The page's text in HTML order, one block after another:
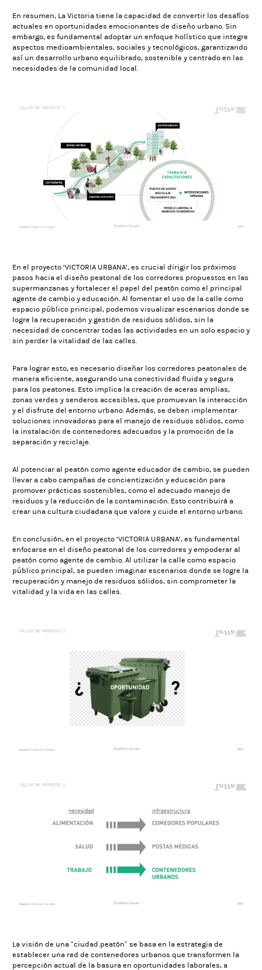
En resumen, La Victoria tiene la capacidad de convertir los desafíos
actuales en oportunidades emocionantes de diseño urbano. Sin
embargo, es fundamental adoptar un enfoque holístico que integre
aspectos medioambientales, sociales y tecnológicos, garantizando
así un desarrollo urbano equilibrado, sostenible y centrado en las
necesidades de la comunidad local.
En el proyecto ‘VICTORIA URBANA’, es crucial dirigir los próximos
pasos hacia el diseño peatonal de los corredores propuestos en las
supermanzanas y fortalecer el papel del peatón como el principal
agente de cambio y educación. Al fomentar el uso de la calle como
espacio público principal, podemos visualizar escenarios donde se
logre la recuperación y gestión de residuos sólidos, sin la
necesidad de concentrar todas las actividades en un solo espacio y
sin perder la vitalidad de las calles.
Para lograr esto, es necesario diseñar los corredores peatonales de
manera eficiente, asegurando una conectividad fluida y segura
para los peatones. Esto implica la creación de aceras amplias,
zonas verdes y senderos accesibles, que promuevan la interacción
y el disfrute del entorno urbano. Además, se deben implementar
soluciones innovadoras para el manejo de residuos sólidos, como
la instalación de contenedores adecuados y la promoción de la
separación y reciclaje.
Al potenciar al peatón como agente educador de cambio, se pueden
llevar a cabo campañas de concientización y educación para
promover prácticas sostenibles, como el adecuado manejo de
residuos y la reducción de la contaminación. Esto contribuirá a
crear una cultura ciudadana que valore y cuide el entorno urbano.
En conclusión, en el proyecto ‘VICTORIA URBANA’, es fundamental
enfocarse en el diseño peatonal de los corredores y empoderar al
peatón como agente de cambio. Al utilizar la calle como espacio
público principal, se pueden imaginar escenarios donde se logre la
recuperación y manejo de residuos sólidos, sin comprometer la
vitalidad y la vida en las calles.
La visión de una “ciudad peatón” se basa en la estrategia de
establecer una red de contenedores urbanos que transformen la
percepción actual de la basura en oportunidades laborales, a